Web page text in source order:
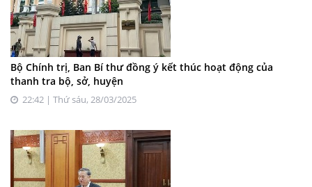
Bộ Chính trị, Ban Bí thư đồng ý kết thúc hoạt động của
thanh tra bộ, sở, huyện
22:42 | Thứ sáu, 28/03/2025